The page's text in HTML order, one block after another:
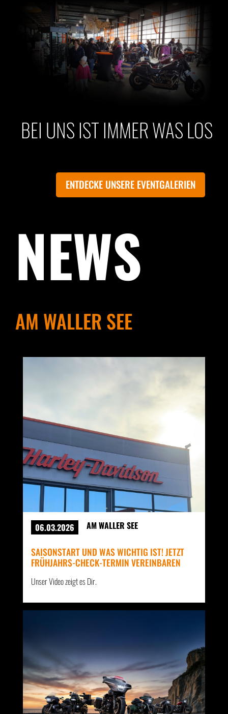
BEI UNS IST IMMER WAS LOS
ENTDECKE UNSERE EVENTGALERIEN
NEWS
AM WALLER SEE
06.03.2026 AM WALLER SEE
SAISONSTART UND WAS WICHTIG IST! JETZT
FRÜHJAHRS-CHECK-TERMIN VEREINBAREN
Unser Video zeigt es Dir.